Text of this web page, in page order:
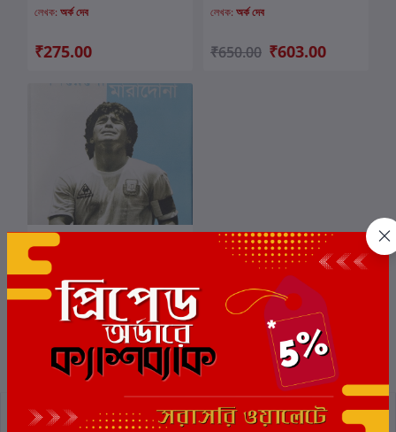
লেখক: অর্ক দেব
₹275.00
লেখক: অর্ক দেব
₹650.00 ₹603.00
দিয়েগো থেকে মারাদোনা
অর্ক দেব
₹300.00